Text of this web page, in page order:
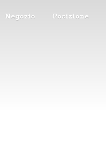
Negozio Posizione